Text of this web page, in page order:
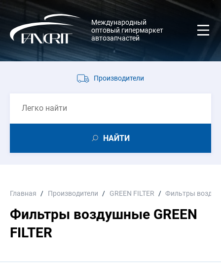
Международный
оптовый гипермаркет
автозапчастей
Производители
НАЙТИ
Главная Производители GREEN FILTER Фильтры
Фильтры воздушные GREEN
FILTER